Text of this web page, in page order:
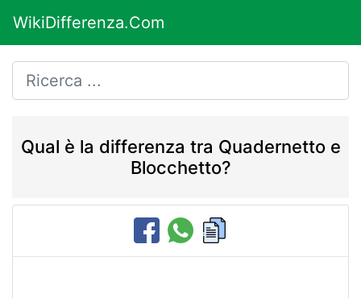
WikiDifferenza.Com
Qual è la differenza tra Quadernetto e
Blocchetto?